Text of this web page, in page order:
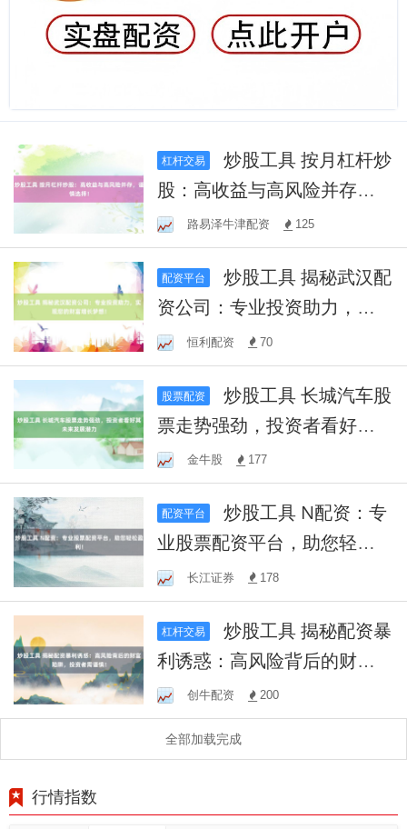
杠杆交易
炒股工具 按月杠杆炒
股：高收益与高风险并存，
谨慎选择！
路易泽牛津配资 125
配资平台
炒股工具 揭秘武汉配
资公司：专业投资助力，实
现您的财富增长梦想！
恒利配资 70
股票配资
炒股工具 长城汽车股
票走势强劲，投资者看好其
未来发展潜力
金牛股 177
配资平台
炒股工具 N配资：专
业股票配资平台，助您轻松
盈利！长江证券 178
杠杆交易
炒股工具 揭秘配资暴
利诱惑：高风险背后的财富
陷阱，投资者需谨慎！
创牛配资 200
全部加载完成
行情指数